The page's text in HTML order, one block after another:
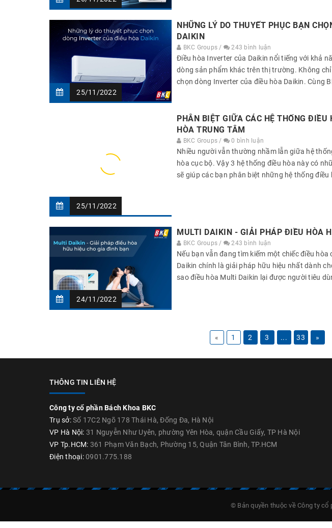
25/11/2022
NHỮNG LÝ DO THUYẾT PHỤC BẠN
DAIKIN
BKC Groups / 243 bình luận
Điều hòa Inverter của Daikin nổi tiếng với khả
dòng sản phẩm khác trên thị trường. Không
chọn dòng Inverter của điều hòa Daikin. Cùng
25/11/2022
PHÂN BIỆT GIỮA CÁC HỆ THỐNG
HÒA TRUNG TÂM
BKC Groups / 0 bình luận
Nhiều người vẫn thường nhầm lẫn giữa hệ
hòa cục bộ. Vậy 3 hệ thống điều hòa này có
sẽ giúp các bạn phân biệt những hệ thống
24/11/2022
MULTI DAIKIN - GIẢI PHÁP ĐIỀU HÒA
BKC Groups / 243 bình luận
Nếu bạn vẫn đang tìm kiếm một chiếc điều
Daikin chính là giải pháp hữu hiệu nhất dành
sao điều hòa Multi Daikin lại được người tiêu
« 1 2 3 ... 33 »
THÔNG TIN LIÊN HỆ
Công ty cổ phần Bách Khoa BKC
Trụ sở:Số 17C2 Ngõ 178 Thái Hà, Đống Đa, Hà Nội
VP Hà Nội: 31 Nguyễn Như Uyên, phường Yên Hòa, quận Cầu Giấy, TP Hà Nội
VP Tp.HCM: 361 Phạm Văn Bạch, Phường 15, Quận Tân Bình, TP.HCM
Điện thoại: 0901.775.188
© Bản quyền thuộc về Công ty cổ